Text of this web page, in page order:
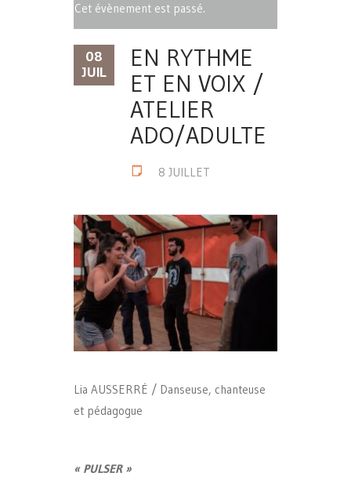
Cet évènement est passé.
08
JUIL
EN RYTHME
ET EN VOIX /
ATELIER
ADO/ADULTE
8 JUILLET
Lia AUSSERRÉ / Danseuse, chanteuse
et pédagogue
« PULSER »